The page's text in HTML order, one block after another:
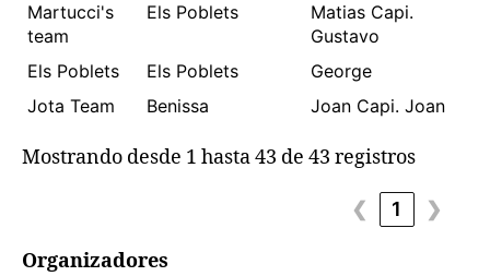
Martucci's
team
Els Poblets
Matias Capi.
Gustavo
Els Poblets
Els Poblets
George
Jota Team
Benissa Joan Capi. Joan
Mostrando desde 1 hasta 43 de 43 registros
❮ 1 ❯
Organizadores